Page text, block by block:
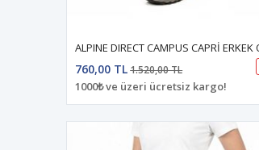
760,00 TL1.520,00 TL
1000₺ ve üzeri ücretsiz kargo!